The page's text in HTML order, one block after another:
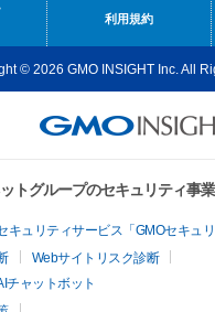
利用規約
© 2026 GMO INSIGHT Inc. All
トグループのセキュリティ事
キュリティサービス「GMOセキュリ
Webサイトリスク診断
チャットボット